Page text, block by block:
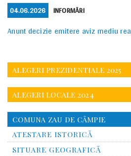
POSTED
ON
04.06.2026 CATEGORIES
INFORMĂRI
Anunt decizie emitere aviz mediu
ALEGERI PREZIDENTIALE 2025
ALEGERI LOCALE 2024
COMUNA ZAU DE CÂMPIE
ATESTARE ISTORICĂ
SITUARE GEOGRAFICĂ